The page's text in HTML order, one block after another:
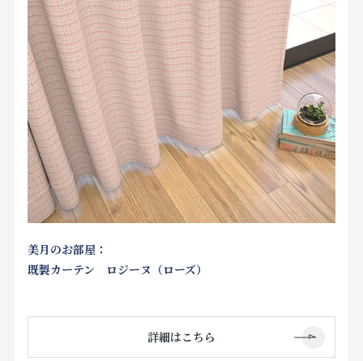
美月のお部屋：
既製カーテン ロジーヌ（ローズ）
詳細はこちら